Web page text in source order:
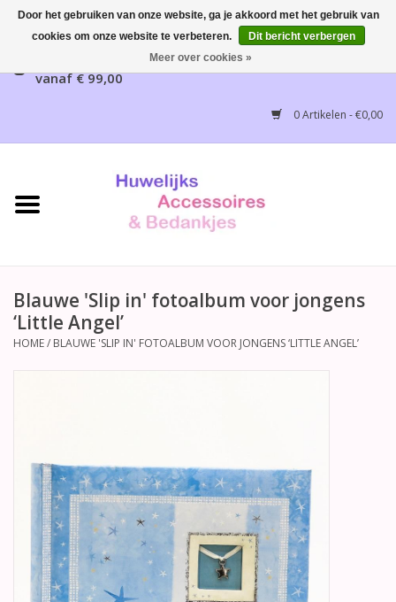
Gratis verzending mogelijk, NL vanaf € 65,00, België
vanaf € 99,00
0 Artikelen - €0,00
Home
Bruidsaccessoires
Huwelijksreceptie
Jubileum
Geboorte, Doop en
Communie
Blauwe 'Slip in' fotoalbum voor jongens
‘Little Angel’
HOME/ BLAUWE 'SLIP IN' FOTOALBUM VOOR JONGENS ‘LITTLE ANGEL’
Door het gebruiken van onze website, ga je akkoord met het gebruik van
cookies om onze website te verbeteren.
Dit bericht verbergen
Meer over cookies »